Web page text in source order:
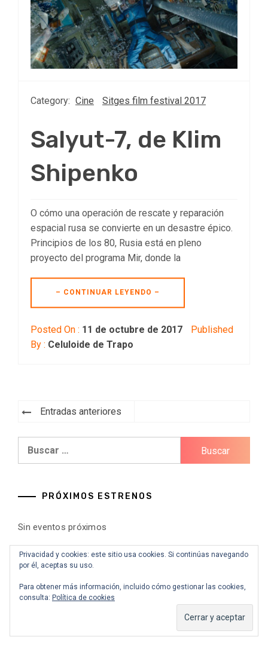
Category: Cine Sitges film festival 2017
Salyut-7, de Klim
Shipenko
O cómo una operación de rescate y reparación
espacial rusa se convierte en un desastre épico.
Principios de los 80, Rusia está en pleno
proyecto del programa Mir, donde la
– CONTINUAR LEYENDO –
Posted On : 11 de octubre de 2017
Published
By : Celuloide de Trapo
Navegación
entradas
Entradas anteriores
PRÓXIMOS ESTRENOS
Sin eventos próximos
Privacidad y cookies: este sitio usa cookies. Si continúas navegando
por él, aceptas su uso.
Para obtener más información, incluido cómo gestionar las cookies,
consulta: Política de cookies